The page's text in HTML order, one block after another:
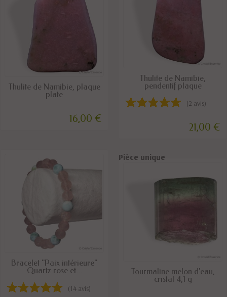
EN STOCK
Thulite de Namibie, plaque
plate
16,00 €
EN STOCK
Thulite de Namibie,
pendentif plaque
(2 avis)
21,00 €
DISPONIBLE
Bracelet "Paix intérieure"
Quartz rose et...
(14 avis)
RUPTURE DE STOCK
Pièce unique
Tourmaline melon d'eau,
cristal 4,1 g
Pièce unique